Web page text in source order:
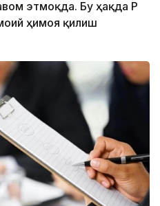
этмоқда. Бу ҳақда ҚР
ҳимоя қилиш